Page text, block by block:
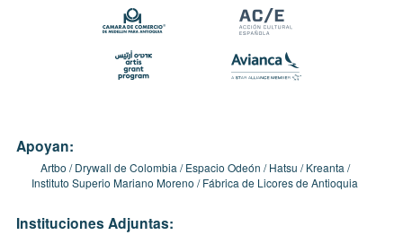
Apoyan:
Artbo Drywall de Colombia Espacio Odeón Hatsu
Kreanta
Instituto Superio Mariano Moreno
Fábrica de Licores de Antioquia
Instituciones Adjuntas: